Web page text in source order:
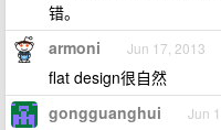
错。
armoni Jun 17, 2013
flat design很自然
gongguanghui Jun